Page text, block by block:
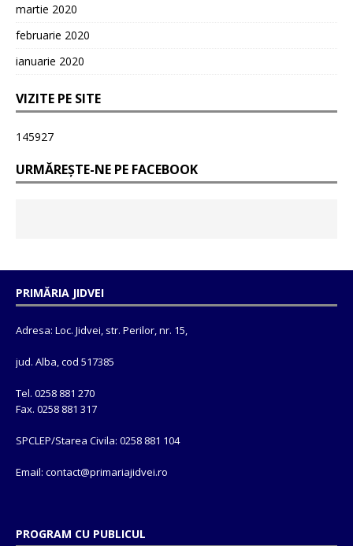
martie 2020
februarie 2020
ianuarie 2020
VIZITE PE SITE
145927
URMĂREȘTE-NE PE FACEBOOK
PRIMĂRIA JIDVEI
Adresa: Loc. Jidvei, str. Perilor, nr. 15,
jud. Alba, cod 517385
Tel. 0258 881 270
Fax. 0258 881 317
SPCLEP/Starea Civila: 0258 881 104
Email: contact@primariajidvei.ro
PROGRAM CU PUBLICUL